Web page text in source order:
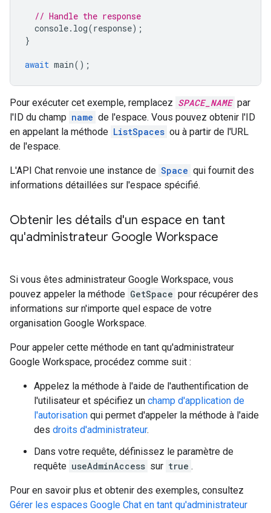
// Handle the response
console. log(response);
}
await main();
Pour exécuter cet exemple, remplacez SPACE_NAME par
l'ID du champ name de l'espace. Vous pouvez obtenir l'ID
en appelant la méthode ListSpaces ou à partir de l'URL
de l'espace.
L'API Chat renvoie une instance de Space qui fournit des
informations détaillées sur l'espace spécifié.
Obtenir les détails d'un espace en tant
qu'administrateur Google Workspace
Si vous êtes administrateur Google Workspace, vous
pouvez appeler la méthode GetSpace pour récupérer des
informations sur n'importe quel espace de votre
organisation Google Workspace.
Pour appeler cette méthode en tant qu'administrateur
Google Workspace, procédez comme suit :
Appelez la méthode à l'aide de l'authentification de
l'utilisateur et spécifiez un champ d'application de
l'autorisation qui permet d'appeler la méthode à l'aide
des droits d'administrateur.
Dans votre requête, définissez le paramètre de
requête useAdminAccess sur true .
Pour en savoir plus et obtenir des exemples, consultez
Gérer les espaces Google Chat en tant qu'administrateur